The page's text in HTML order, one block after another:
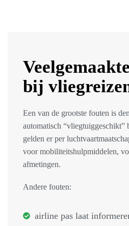
bij
Een van de grootste fouten is
automatisch “vliegtuiggeschikt”
gelden er per
voor mobiliteitshulpmiddelen,
afmetingen.
Andere fouten:
airline pas laat